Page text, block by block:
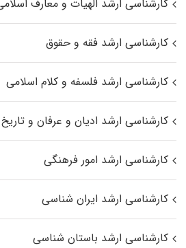
کارشناسی ارشد الهیات و معارف
کارشناسی ارشد فقه و حقوق
کارشناسی ارشد فلسفه و کلام اسلامی
کارشناسی ارشد ادیان و عرفان و
کارشناسی ارشد امور فرهنگی
کارشناسی ارشد ایران شناسی
کارشناسی ارشد باستان شناسی